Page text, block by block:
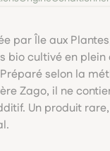
par Île aux
bio cultivé en
selon la
Zago, il ne
Un produit